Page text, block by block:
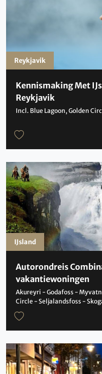
Kennismaking Met
Reykjavik
Incl. Blue Lagoon, Golden
Reykjavik
Autorondreis
vakantiewoningen
Akureyri - Godafoss -
Circle - Seljalandsfoss -
IJsland